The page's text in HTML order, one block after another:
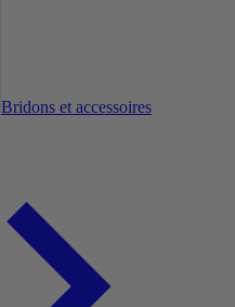
Bridons et accessoires